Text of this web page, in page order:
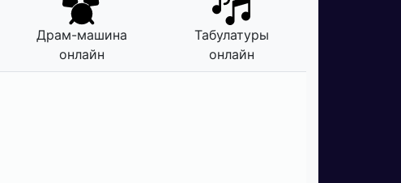
Драм-машина
онлайн
Табулатуры
онлайн